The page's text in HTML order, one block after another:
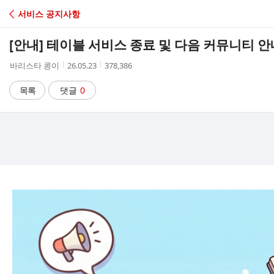
C
A
서비스 공지사항
[안내] 테이블 서비스 종료 및 다음 커뮤니티 안
작
자
바리스타 콩이
작
시
간
26.05.23
조
378,386
목록 댓글 0